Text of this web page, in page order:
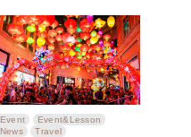
Event
Event&Lesson
News
Travel